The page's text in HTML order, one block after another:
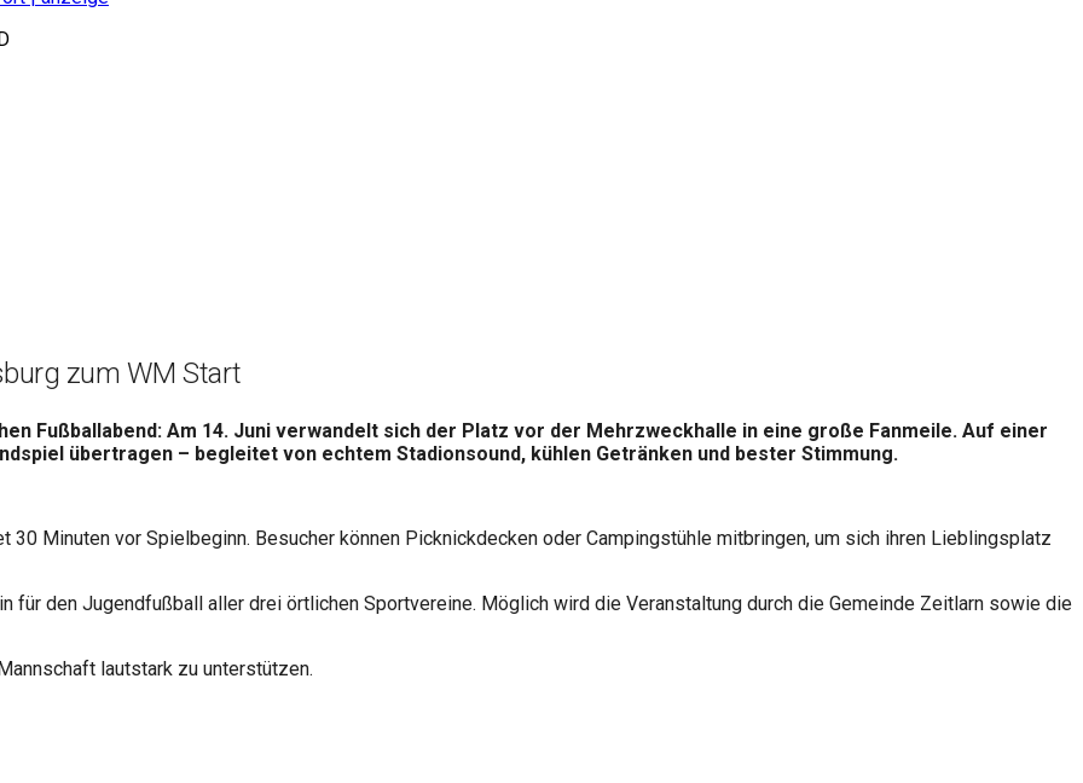
zum WM Start
Fußballabend: Am 14. Juni verwandelt sich der Platz vor der Mehrzweckhalle in eine große Fanmeile. Auf einer
übertragen – begleitet von echtem Stadionsound, kühlen Getränken und bester Stimmung.
30 Minuten vor Spielbeginn. Besucher können Picknickdecken oder Campingstühle mitbringen, um sich ihren Lieblingsplatz
für den Jugendfußball aller drei örtlichen Sportvereine. Möglich wird die Veranstaltung durch die Gemeinde Zeitlarn sowie die
lautstark zu unterstützen.